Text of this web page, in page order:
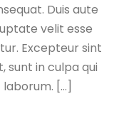
Duis aute
velit esse
Excepteur sint
in culpa qui
[…]